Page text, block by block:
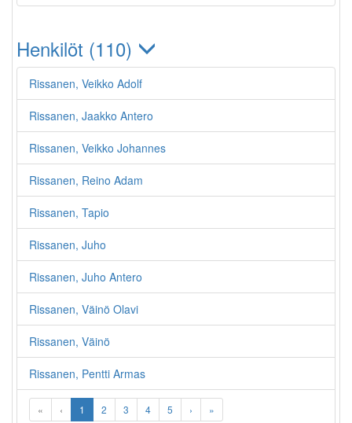
Henkilöt (110)
Rissanen, Veikko Adolf
Rissanen, Jaakko Antero
Rissanen, Veikko Johannes
Rissanen, Reino Adam
Rissanen, Tapio
Rissanen, Juho
Rissanen, Juho Antero
Rissanen, Väinö Olavi
Rissanen, Väinö
Rissanen, Pentti Armas
« ‹ 1 2 3 4 5 › »